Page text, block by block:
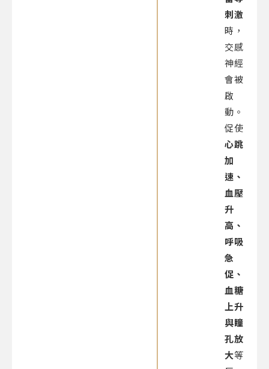
刺激
時，
交感
神經
會被
啟
動。
促使
心跳
加
速、
血壓
升
高、
呼吸
急
促、
血糖
上升
與瞳
孔放
大等